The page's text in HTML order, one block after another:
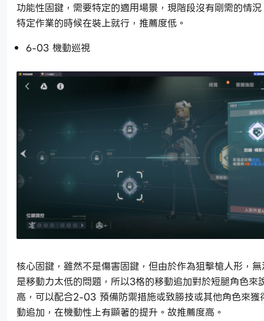
功能性固鍵，需要特定的適用場景，現階段沒有剛需的情
特定作業的時候在裝上就行，推薦度低。
6-03 機動巡視
核心固鍵，雖然不是傷害固鍵，但由於作為狙擊槍人形，
是移動力太低的問題，所以3格的移動追加對於短腿角色來
高，可以配合2-03 預備防禦措施或致勝技或其他角色來獲
動追加，在機動性上有顯著的提升。故推薦度高。